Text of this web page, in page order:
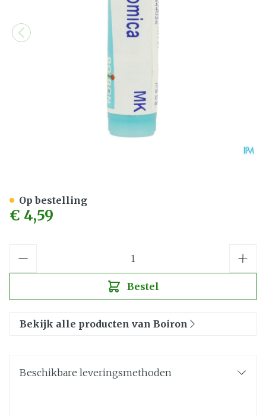
€ 4,59
Bestel
Op bestelling
Bekijk alle producten van Boiron
Beschikbare leveringsmethoden